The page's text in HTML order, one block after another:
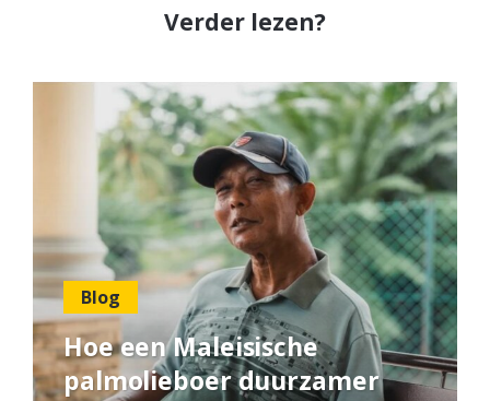
Verder lezen?
Blog
Hoe een Maleisische
palmolieboer duurzamer